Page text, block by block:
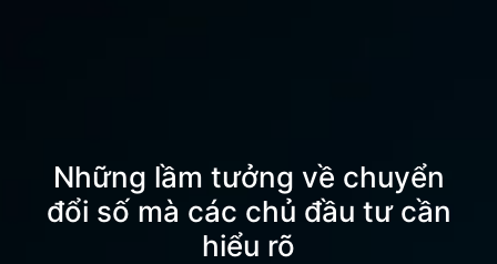
Những lầm tưởng về chuyển
đổi số mà các chủ đầu tư cần
hiểu rõ